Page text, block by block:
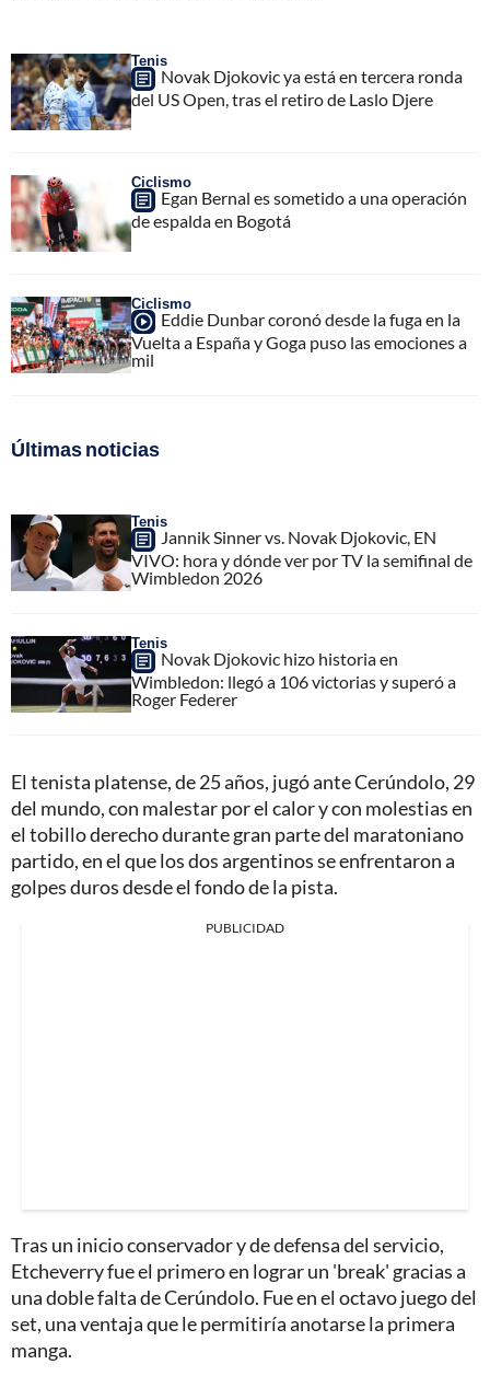
Tenis
Novak Djokovic ya está en tercera ronda
del US Open, tras el retiro de Laslo Djere
Ciclismo
Egan Bernal es sometido a una operación
de espalda en Bogotá
Ciclismo
Eddie Dunbar coronó desde la fuga en la
Vuelta a España y Goga puso las emociones a
mil
Últimas noticias
Tenis
Jannik Sinner vs. Novak Djokovic, EN
VIVO: hora y dónde ver por TV la semifinal de
Wimbledon 2026
Tenis
Novak Djokovic hizo historia en
Wimbledon: llegó a 106 victorias y superó a
Roger Federer
El tenista platense, de 25 años, jugó ante Cerúndolo, 29
del mundo, con malestar por el calor y con molestias en
el tobillo derecho durante gran parte del maratoniano
partido, en el que los dos argentinos se enfrentaron a
golpes duros desde el fondo de la pista.
PUBLICIDAD
Tras un inicio conservador y de defensa del servicio,
Etcheverry fue el primero en lograr un 'break' gracias a
una doble falta de Cerúndolo. Fue en el octavo juego del
set, una ventaja que le permitiría anotarse la primera
manga.